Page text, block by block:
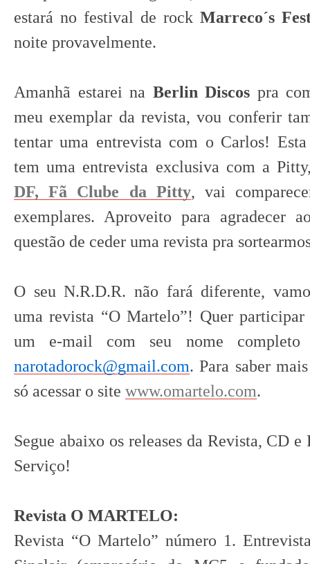
estará no festival de rock Marreco´s
noite provavelmente.
Amanhã estarei na Berlin Discos pra
meu exemplar da revista, vou conferir
tentar uma entrevista com o Carlos!
tem uma entrevista exclusiva com a
DF, Fã Clube da Pitty, vai
exemplares. Aproveito para agradecer
questão de ceder uma revista pra
O seu N.R.D.R. não fará diferente,
uma revista “O Martelo”! Quer participar
um e-mail com seu nome completo
narotadorock@gmail.com. Para saber
só acessar o site www.omartelo.com.
Segue abaixo os releases da Revista, CD
Serviço!
Revista O MARTELO:
Revista “O Martelo” número 1.